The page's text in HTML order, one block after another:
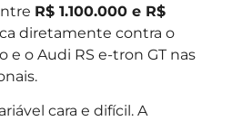
R$ 1.100.000 e R$
diretamente contra o
e o Audi RS e-tron GT nas
cara e difícil. A